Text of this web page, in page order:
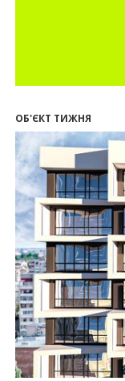
У Поляниці
понад 13
Введено в
SKYGARDEN
11:50
Ведення
“Княгинин”
09:24
Новобудови
скільки в
12:06
На
на 21%
10:56
У
офісний
«Приват»
09:25
Податок на
ОБ'ЄКТ ТИЖНЯ